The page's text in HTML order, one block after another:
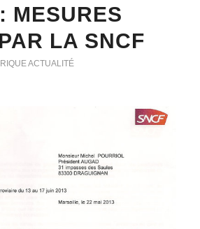
MESURES
LA SNCF
ACTUALITÉ